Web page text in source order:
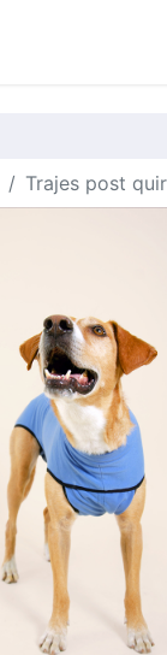
Trajes post